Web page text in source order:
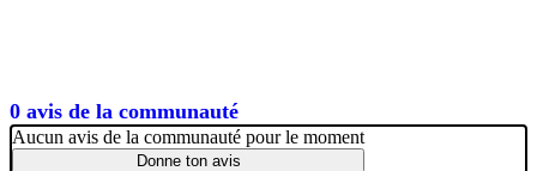
0 avis de la communauté
Aucun avis de la communauté pour le moment
Donne ton avis